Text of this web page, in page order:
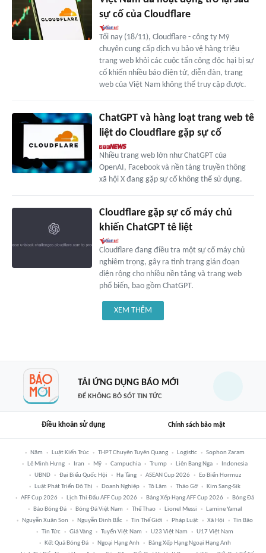
sự cố của Cloudflare
Tối nay (18/11), Cloudflare - công ty Mỹ
chuyên cung cấp dịch vụ bảo vệ hàng triệu
trang web khỏi các cuộc tấn công độc hại bị sự
cố khiến nhiều báo điện tử, diễn đàn, trang
web của Việt Nam không thể truy cập được.
ChatGPT và hàng loạt trang web tê
liệt do Cloudflare gặp sự cố
Nhiều trang web lớn như ChatGPT của
OpenAI, Facebook và nền tảng truyền thông
xã hội X đang gặp sự cố không thể sử dụng.
Cloudflare gặp sự cố máy chủ
khiến ChatGPT tê liệt
Cloudflare đang điều tra một sự cố máy chủ
nghiêm trọng, gây ra tình trạng gián đoạn
diện rộng cho nhiều nền tảng và trang web
phổ biến, bao gồm ChatGPT.
XEM THÊM
TẢI ỨNG DỤNG BÁO MỚI
ĐỂ KHÔNG BỎ SÓT TIN TỨC
Điều khoản sử dụng Chính sách bảo mật
Năm Luật Kiến Trúc THPT Chuyên Tuyên Quang Logistic
Sophon Zaram
Lê Minh Hưng
Iran Mỹ Campuchia Trump Liên Bang Nga
Indonesia
UBND
Đại Biểu Quốc Hội Hạ Tầng ASEAN Cup 2026
Eo Biển Hormuz
Luật Phát Triển Đô Thị
Doanh Nghiệp Tô Lâm Tháo Gỡ
Kim Sang-Sik
AFF Cup 2026
Lịch Thi Đấu AFF Cup 2026 Bảng Xếp Hạng AFF Cup 2026
Bóng Đá
Báo Bóng Đá
Bóng Đá Việt Nam Thể Thao Lionel Messi
Lamine Yamal
Nguyễn Xuân Son
Nguyễn Đình Bắc Tin Thế Giới Pháp Luật Xã Hội
Tin Bão
Tin Tức
Giá Vàng Tuyển Việt Nam U23 Việt Nam
U17 Việt Nam
Kết Quả Bóng Đá
Ngoại Hạng Anh
Bảng Xếp Hạng Ngoại Hạng Anh